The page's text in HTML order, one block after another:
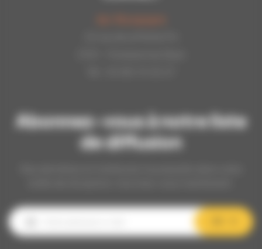
Abonnez-vous à notre liste
de diffusion